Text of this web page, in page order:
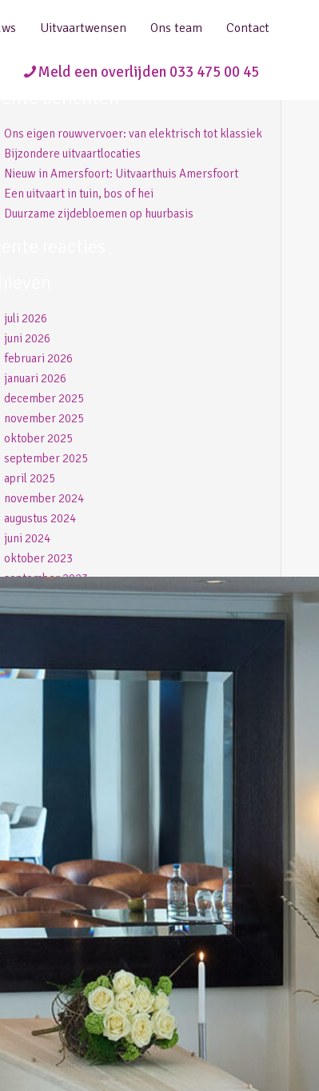
Uitvaartwensen Ons team Contact
Meld een overlijden 033 475 00 45
Ons eigen rouwvervoer: van elektrisch tot klassiek
Bijzondere uitvaartlocaties
Nieuw in Amersfoort: Uitvaarthuis Amersfoort
Een uitvaart in tuin, bos of hei
Duurzame zijdebloemen op huurbasis
juli 2026
juni 2026
februari 2026
januari 2026
december 2025
november 2025
oktober 2025
september 2025
april 2025
november 2024
augustus 2024
juni 2024
oktober 2023
september 2023
juni 2023
maart 2023
november 2018
juli 2018
mei 2018
april 2018
januari 2018
november 2017
juli 2017
juni 2017
februari 2017
januari 2017
november 2016
oktober 2016
september 2016
augustus 2016